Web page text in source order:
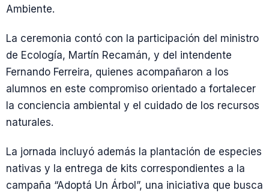
Ambiente.
La ceremonia contó con la participación del ministro
de Ecología, Martín Recamán, y del intendente
Fernando Ferreira, quienes acompañaron a los
alumnos en este compromiso orientado a fortalecer
la conciencia ambiental y el cuidado de los recursos
naturales.
La jornada incluyó además la plantación de especies
nativas y la entrega de kits correspondientes a la
campaña “Adoptá Un Árbol”, una iniciativa que busca